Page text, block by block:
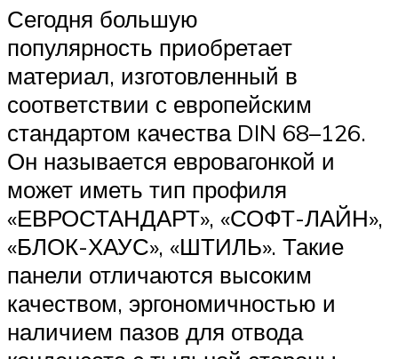
Сегодня большую
популярность приобретает
материал, изготовленный в
соответствии с европейским
стандартом качества DIN 68–126.
Он называется евровагонкой и
может иметь тип профиля
«ЕВРОСТАНДАРТ», «СОФТ-ЛАЙН»,
«БЛОК-ХАУС», «ШТИЛЬ». Такие
панели отличаются высоким
качеством, эргономичностью и
наличием пазов для отвода